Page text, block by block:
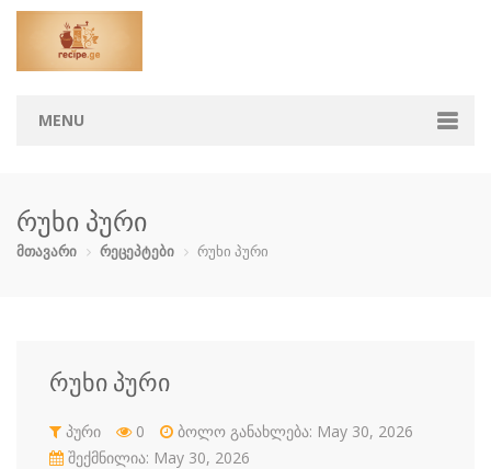
MENU
კატეგორიები
კოქტეილები მაკარონი
ნამცხვრები ნაყინი
რუხი პური
მთავარი რეცეპტები რუხი პური
რუხი პური
პური 0
ბოლო განახლება: May 30, 2026
შექმნილია: May 30, 2026